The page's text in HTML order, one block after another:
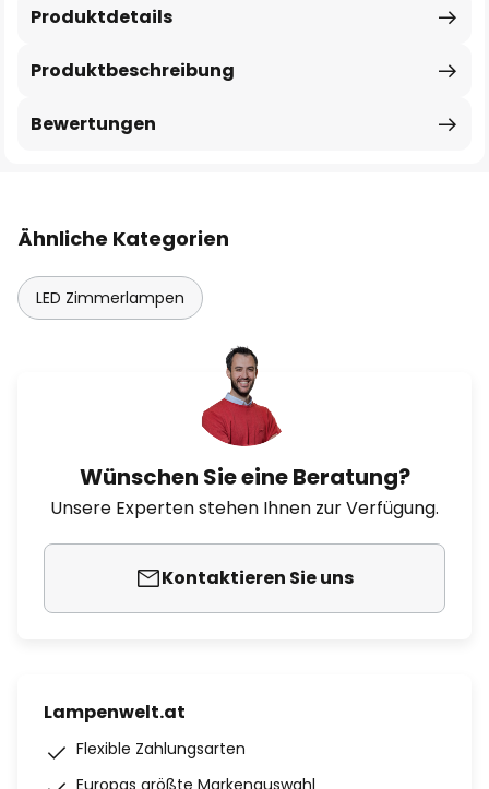
Produktbeschreibung
Produktdetails
Bewertungen
Ähnliche Kategorien
LED Zimmerlampen
Wünschen Sie eine Beratung?
Unsere Experten stehen Ihnen zur Verfügung.
Kontaktieren Sie uns
Lampenwelt.at
Flexible Zahlungsarten
Europas größte Markenauswahl